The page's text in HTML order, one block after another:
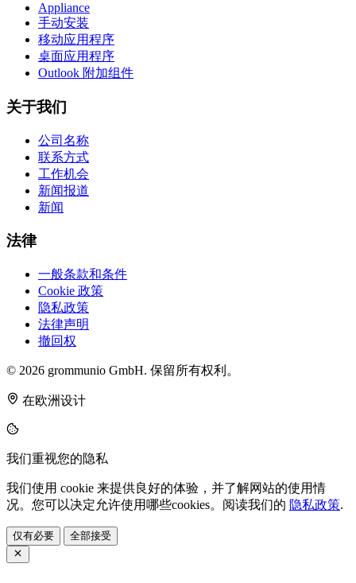
Appliance
手动安装
移动应用程序
桌面应用程序
Outlook 附加组件
关于我们
公司名称
联系方式
工作机会
新闻报道
新闻
法律
一般条款和条件
Cookie 政策
隐私政策
法律声明
撤回权
© 2026 grommunio GmbH. 保留所有权利。
在欧洲设计
我们重视您的隐私
我们使用 cookie 来提供良好的体验，并了解网站的使用情
况。您可以决定允许使用哪些cookies。阅读我们的 隐私政策.
仅有必要 全部接受